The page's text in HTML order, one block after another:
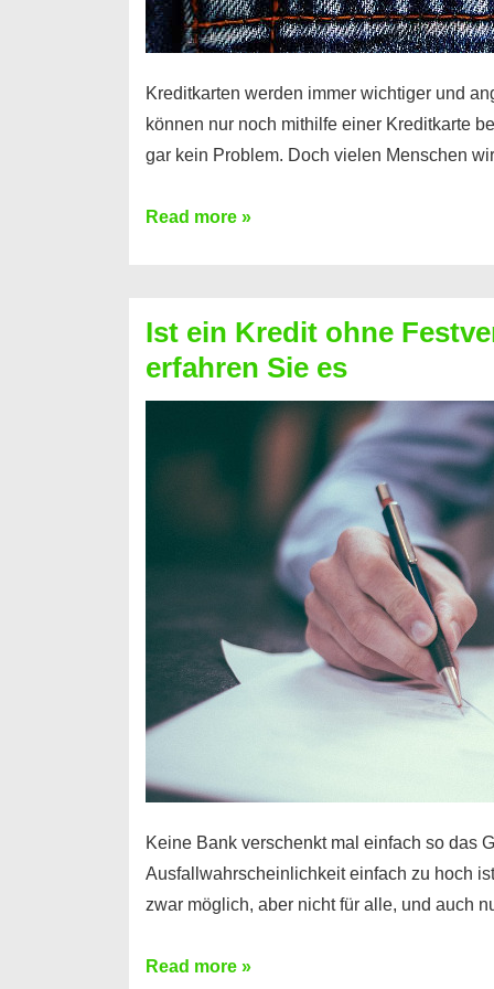
Kreditkarten werden immer wichtiger und
können nur noch mithilfe einer Kreditkarte
gar kein Problem. Doch vielen Menschen
Kreditkarte
Prepaid
ist
nicht
Read more »
Ist ein Kredit ohne
erfahren Sie es
Keine Bank verschenkt mal einfach so das
Ausfallwahrscheinlichkeit einfach zu hoch
zwar möglich, aber nicht für alle, und auch
Ist
Read more »